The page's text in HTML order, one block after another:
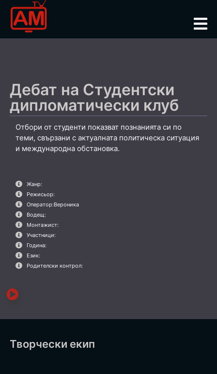
Дебат на Студентски
дипломатически клуб
Отбори от студенти показват познанията си по
теми, свързани с актуалната политическа ситуация
и международна обстановка.
Жанр:
Режисьор:
Оператор:Вероника
Водещ:
Монтажист:
Участници:
Година:
Език:
Родителски контрол:
Творчески екип